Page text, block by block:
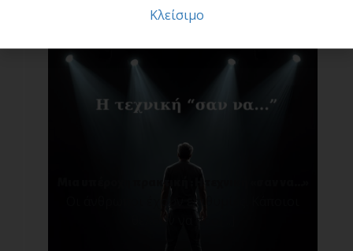
Οι άνθρωποι έχουν επιθυμίες. Κάποιοι
θέλουν να προ[...]
Κλείσιμο